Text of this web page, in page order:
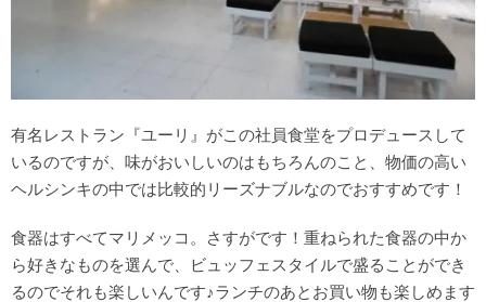
有名レストラン『ユーリ』がこの社員食堂をプロデュースして
いるのですが、味がおいしいのはもちろんのこと、物価の高い
ヘルシンキの中では比較的リーズナブルなのでおすすめです！
食器はすべてマリメッコ。さすがです！重ねられた食器の中か
ら好きなものを選んで、ビュッフェスタイルで盛ることができ
るのでそれも楽しいんです♪ランチのあとお買い物も楽しめます